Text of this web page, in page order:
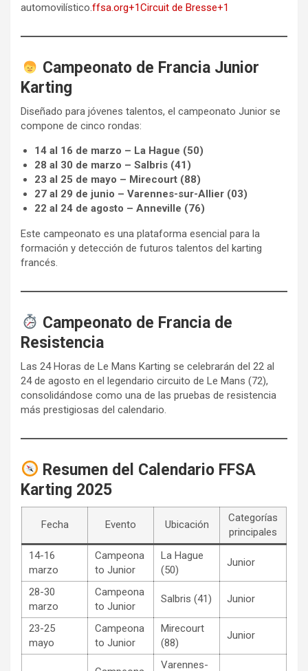
automovilístico.ffsa.org+1Circuit de Bresse+1
Campeonato de Francia Junior
Karting
Diseñado para jóvenes talentos, el campeonato Junior se
compone de cinco rondas:
14 al 16 de marzo – La Hague (50)
28 al 30 de marzo – Salbris (41)
23 al 25 de mayo – Mirecourt (88)
27 al 29 de junio – Varennes-sur-Allier (03)
22 al 24 de agosto – Anneville (76)
Este campeonato es una plataforma esencial para la
formación y detección de futuros talentos del karting
francés.
Campeonato de Francia de
Resistencia
Las 24 Horas de Le Mans Karting se celebrarán del 22 al
24 de agosto en el legendario circuito de Le Mans (72),
consolidándose como una de las pruebas de resistencia
más prestigiosas del calendario.
Resumen del Calendario FFSA
Karting 2025
Fecha Evento Ubicación
Categorías
principales
14-16
marzo
Campeona
to Junior
La Hague
(50)
Junior
28-30
marzo
Campeona
to Junior
Salbris (41) Junior
23-25
mayo
Campeona
to Junior
Mirecourt
(88)
Junior
Varennes-